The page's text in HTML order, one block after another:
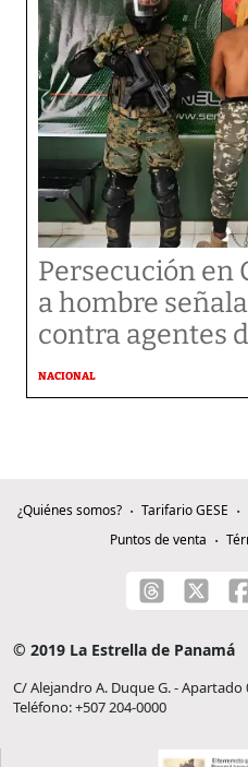
Persecución en
a hombre
contra agentes
NACIONAL
¿Quiénes somos? Tarifario GESE
Puntos de venta
© 2019 La Estrella de Panamá
C/ Alejandro A. Duque G. - Apartado
Teléfono: +507 204-0000